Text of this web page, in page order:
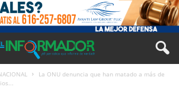
La ONU denuncia que han matado a más de